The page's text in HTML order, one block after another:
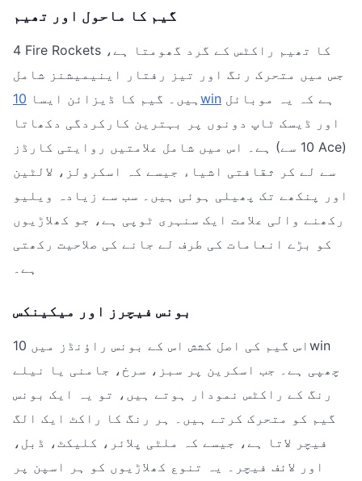
گیم کا ماحول اور تھیم
4 Fire Rockets کا تھیم راکٹس کے گرد گھومتا ہے،
جس میں متحرک رنگ اور تیز رفتار اینیمیشنز شامل
ہیں۔ گیم کا ڈیزائن ایسا 10win
اور ڈیسک ٹاپ دونوں پر بہترین کارکردگی دکھاتا
ہے۔ اس میں شامل علامتیں روایتی کارڈز (10 سے Ace)
سے لے کر ثقافتی اشیاء جیسے کہ اسکرولز، لالٹین
اور پنکھے تک پھیلی ہوئی ہیں۔ سب سے زیادہ ویلیو
رکھنے والی علامت ایک سنہری ٹوپی ہے، جو کھلاڑیوں
کو بڑے انعامات کی طرف لے جانے کی صلاحیت رکھتی
ہے۔
بونس فیچرز اور میکینکس
اس گیم کی اصل کشش اس کے بونس راؤنڈز میں 10win
چھپی ہے۔ جب اسکرین پر سبز، سرخ، جامنی یا نیلے
رنگ کے راکٹس نمودار ہوتے ہیں، تو یہ ایک بونس
گیم کو متحرک کرتے ہیں۔ ہر رنگ کا راکٹ ایک الگ
فیچر لاتا ہے، جیسے کہ ملٹی پلائر، کلیکٹ، ڈبل،
اور لائف فیچر۔ یہ تنوع کھلاڑیوں کو ہر اسپن پر